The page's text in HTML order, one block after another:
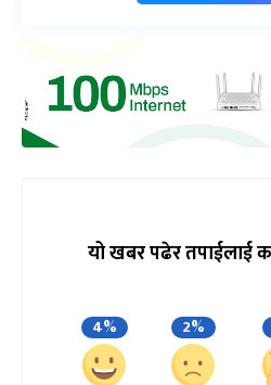
यो खबर पढेर तपाईलाई
4% 2%